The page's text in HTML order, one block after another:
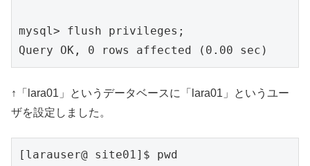
mysql> flush privileges;
Query OK, 0 rows affected (0.00 sec)
↑「lara01」というデータベースに「lara01」というユー
ザを設定しました。
[larauser@ site01]$ pwd